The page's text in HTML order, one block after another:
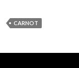
CARNOT